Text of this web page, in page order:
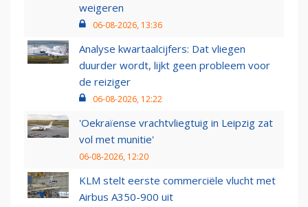
weigeren
06-08-2026, 13:36
Analyse kwartaalcijfers: Dat vliegen
duurder wordt, lijkt geen probleem voor
de reiziger
06-08-2026, 12:22
'Oekraïense vrachtvliegtuig in Leipzig zat
vol met munitie'
06-08-2026, 12:20
KLM stelt eerste commerciële vlucht met
Airbus A350-900 uit